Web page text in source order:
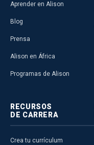
Aprender en Alison
Blog
Prensa
Alison en África
Programas de Alison
RECURSOS
DE CARRERA
Crea tu currículum